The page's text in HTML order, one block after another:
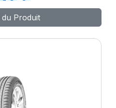
5
du Produit